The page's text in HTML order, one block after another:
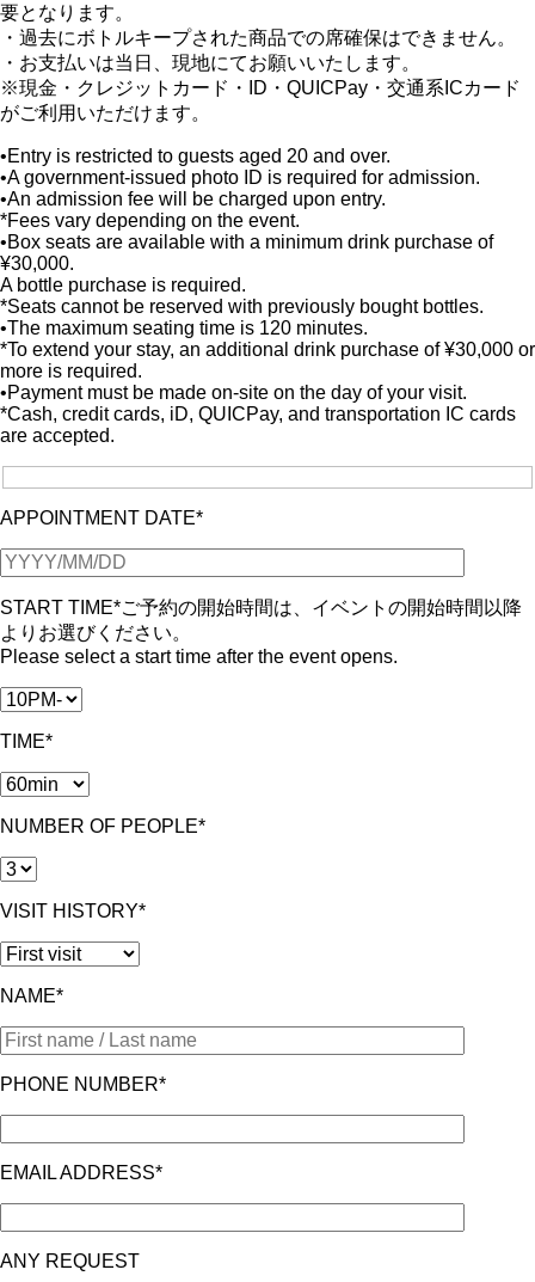
要となります。
・過去にボトルキープされた商品での席確保はできません。
・お支払いは当日、現地にてお願いいたします。
※現金・クレジットカード・ID・QUICPay・交通系ICカード
がご利用いただけます。
•Entry is restricted to guests aged 20 and over.
•A government-issued photo ID is required for admission.
•An admission fee will be charged upon entry.
*Fees vary depending on the event.
•Box seats are available with a minimum drink purchase of
¥30,000.
A bottle purchase is required.
*Seats cannot be reserved with previously bought bottles.
•The maximum seating time is 120 minutes.
*To extend your stay, an additional drink purchase of ¥30,000 or
more is required.
•Payment must be made on-site on the day of your visit.
*Cash, credit cards, iD, QUICPay, and transportation IC cards
are accepted.
APPOINTMENT DATE*
START TIME*ご予約の開始時間は、イベントの開始時間以降
よりお選びください。
Please select a start time after the event opens.
TIME*
NUMBER OF PEOPLE*
VISIT HISTORY*
NAME*
PHONE NUMBER*
EMAIL ADDRESS*
ANY REQUEST